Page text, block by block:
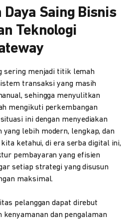
Saing Bisnis
Teknologi
sering menjadi titik lemah
transaksi yang masih
sehingga menyulitkan
mengikuti perkembangan
ini dengan menyediakan
yang lebih modern, lengkap, dan
ketahui, di era serba digital ini,
pembayaran yang efisien
setiap strategi yang disusun
maksimal.
pelanggan dapat direbut
kenyamanan dan pengalaman